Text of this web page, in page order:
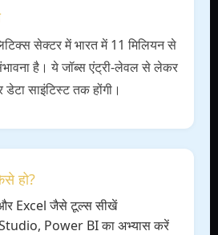
सेक्टर में भारत में 11 मिलियन से
है। ये जॉब्स एंट्री-लेवल से लेकर
साइंटिस्ट तक होंगी।
हो?
Excel जैसे टूल्स सीखें
Power BI का अभ्यास करें